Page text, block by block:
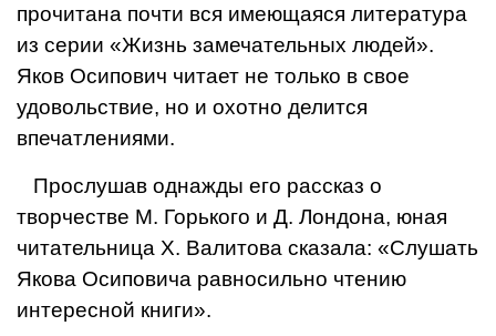
прочитана почти вся имеющаяся литература
из серии «Жизнь замечательных людей».
Яков Осипович читает не только в свое
удовольствие, но и охотно делится
впечатлениями.
Прослушав однажды его рас­сказ о
творчестве М. Горького и Д. Лондона, юная
читательница X. Валитова сказала: «Слушать
Якова Осиповича равносильно чтению
интересной книги».